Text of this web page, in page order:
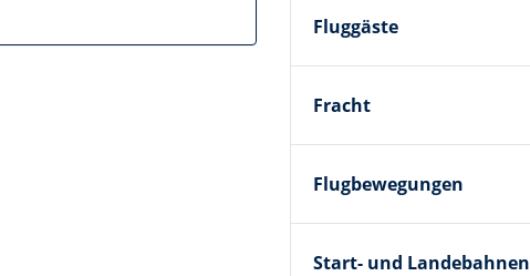
Fluggäste
Fracht
Flugbewegungen
Start- und Landebahnen